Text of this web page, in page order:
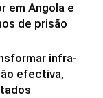
em Angola e
de prisão
infra-
efectiva,